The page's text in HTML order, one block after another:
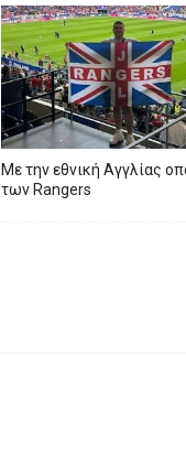
Με την εθνική Αγγλίας
των Rangers